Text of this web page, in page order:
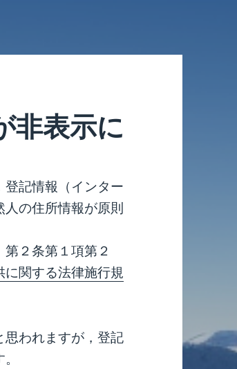
非表示に
記情報（インター
の住所情報が原則
２条第１項第２
関する法律施行規
われますが，登記